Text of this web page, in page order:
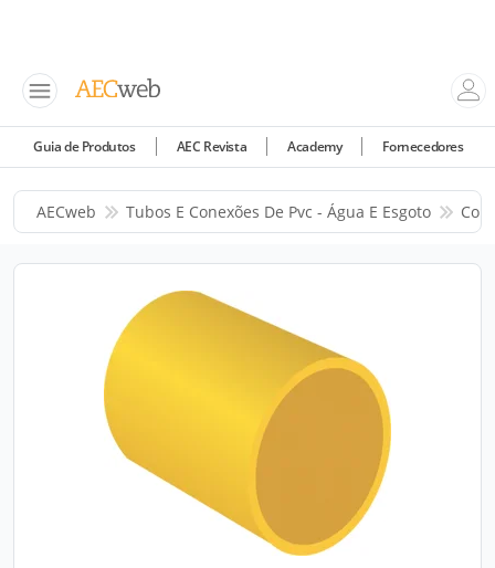
Guia de Produtos AEC Revista Academy Fornecedores
AECweb Tubos E Conexões De Pvc - Água E Esgoto